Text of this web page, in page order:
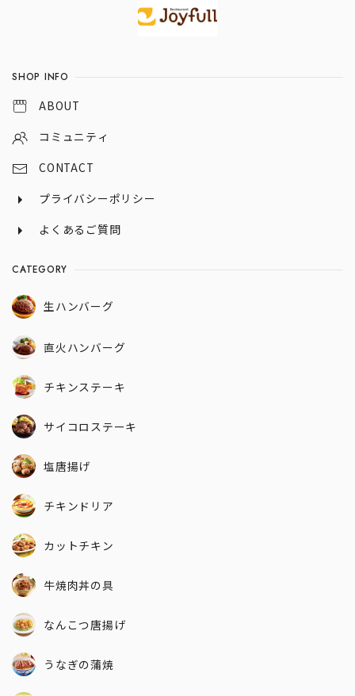
SHOP INFO
ABOUT
コミュニティ
CONTACT
プライバシーポリシー
よくあるご質問
CATEGORY
生ハンバーグ
直火ハンバーグ
チキンステーキ
サイコロステーキ
塩唐揚げ
チキンドリア
カットチキン
牛焼肉丼の具
なんこつ唐揚げ
うなぎの蒲焼